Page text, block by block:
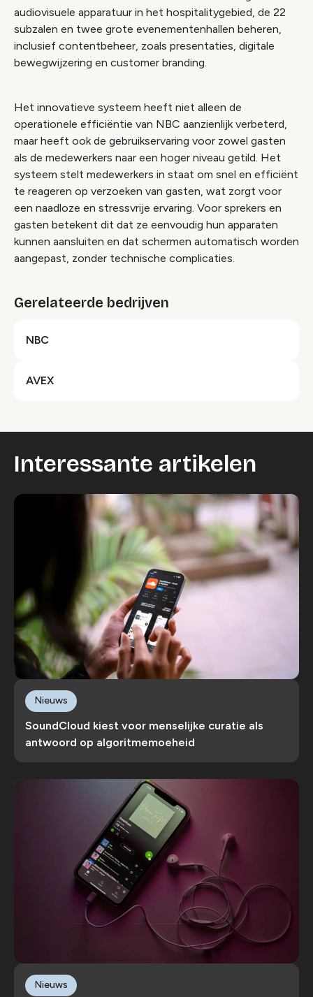
audiovisuele apparatuur in het hospitalitygebied, de 22
subzalen en twee grote evenementenhallen beheren,
inclusief contentbeheer, zoals presentaties, digitale
bewegwijzering en customer branding.
Het innovatieve systeem heeft niet alleen de
operationele efficiëntie van NBC aanzienlijk verbeterd,
maar heeft ook de gebruikservaring voor zowel gasten
als de medewerkers naar een hoger niveau getild. Het
systeem stelt medewerkers in staat om snel en efficiënt
te reageren op verzoeken van gasten, wat zorgt voor
een naadloze en stressvrije ervaring. Voor sprekers en
gasten betekent dit dat ze eenvoudig hun apparaten
kunnen aansluiten en dat schermen automatisch worden
aangepast, zonder technische complicaties.
Gerelateerde bedrijven
NBC
AVEX
Interessante artikelen
SoundCloud kiest voor menselijke curatie als
antwoord op algoritmemoeheid
Nieuws
Nieuws